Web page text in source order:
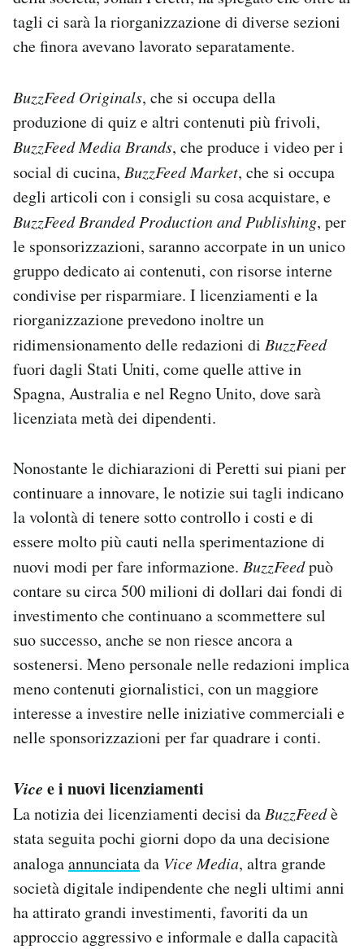
tagli ci sarà la riorganizzazione di diverse sezioni
che finora avevano lavorato separatamente.
BuzzFeed Originals, che si occupa della
produzione di quiz e altri contenuti più frivoli,
BuzzFeed Media Brands, che produce i video per i
social di cucina, BuzzFeed Market, che si occupa
degli articoli con i consigli su cosa acquistare, e
BuzzFeed Branded Production and Publishing, per
le sponsorizzazioni, saranno accorpate in un unico
gruppo dedicato ai contenuti, con risorse interne
condivise per risparmiare. I licenziamenti e la
riorganizzazione prevedono inoltre un
ridimensionamento delle redazioni di BuzzFeed
fuori dagli Stati Uniti, come quelle attive in
Spagna, Australia e nel Regno Unito, dove sarà
licenziata metà dei dipendenti.
Nonostante le dichiarazioni di Peretti sui piani per
continuare a innovare, le notizie sui tagli indicano
la volontà di tenere sotto controllo i costi e di
essere molto più cauti nella sperimentazione di
nuovi modi per fare informazione. BuzzFeedpuò
contare su circa 500 milioni di dollari dai fondi di
investimento che continuano a scommettere sul
suo successo, anche se non riesce ancora a
sostenersi. Meno personale nelle redazioni implica
meno contenuti giornalistici, con un maggiore
interesse a investire nelle iniziative commerciali e
nelle sponsorizzazioni per far quadrare i conti.
Vice e i nuovi licenziamenti
La notizia dei licenziamenti decisi daBuzzFeedè
stata seguita pochi giorni dopo da una decisione
analogaannunciatada Vice Media, altra grande
società digitale indipendente che negli ultimi anni
ha attirato grandi investimenti, favoriti da un
approccio aggressivo e informale e dalla capacità